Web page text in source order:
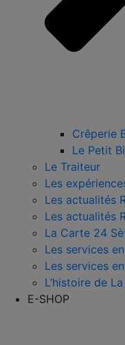
Crêperie
Le Petit
Le Traiteur
Les
Les actualités
Les actualités
La Carte 24
Les services
Les services
L’histoire de
E-SHOP